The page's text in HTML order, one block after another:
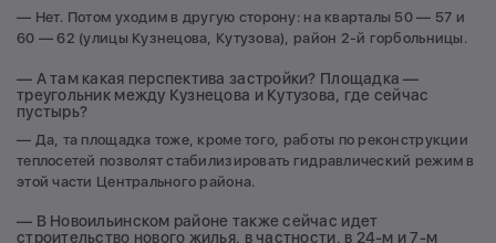
— Нет. Потом уходим в другую сторону: на кварталы 50 — 57 и
60 — 62 (улицы Кузнецова, Кутузова), район 2-й горбольницы.
— А там какая перспектива застройки? Площадка —
треугольник между Кузнецова и Кутузова, где сейчас
пустырь?
— Да, та площадка тоже, кроме того, работы по реконструкции
теплосетей позволят стабилизировать гидравлический режим в
этой части Центрального района.
— В Новоильинском районе также сейчас идет
строительство нового жилья, в частности, в 24-м и 7-м